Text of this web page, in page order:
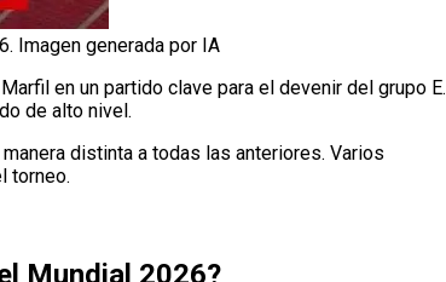
Imagen generada por IA
en un partido clave para el devenir del grupo E.
de alto nivel.
distinta a todas las anteriores. Varios
torneo.
Mundial 2026?